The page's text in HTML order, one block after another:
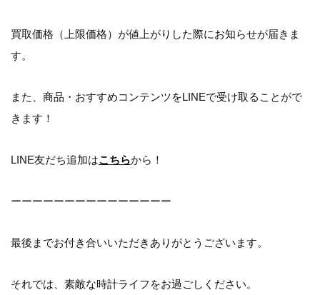
買取価格（上限価格）が値上がりした際にお知らせが届きま
す。
また、商品・おすすめコンテンツをLINEで受け取ることがで
きます！
LINE友だち追加はこちらから！
ーーーーーーーーーーーーーーー
最後までお付き合いいただきありがとうございます。
それでは、素敵な時計ライフをお過ごしください。